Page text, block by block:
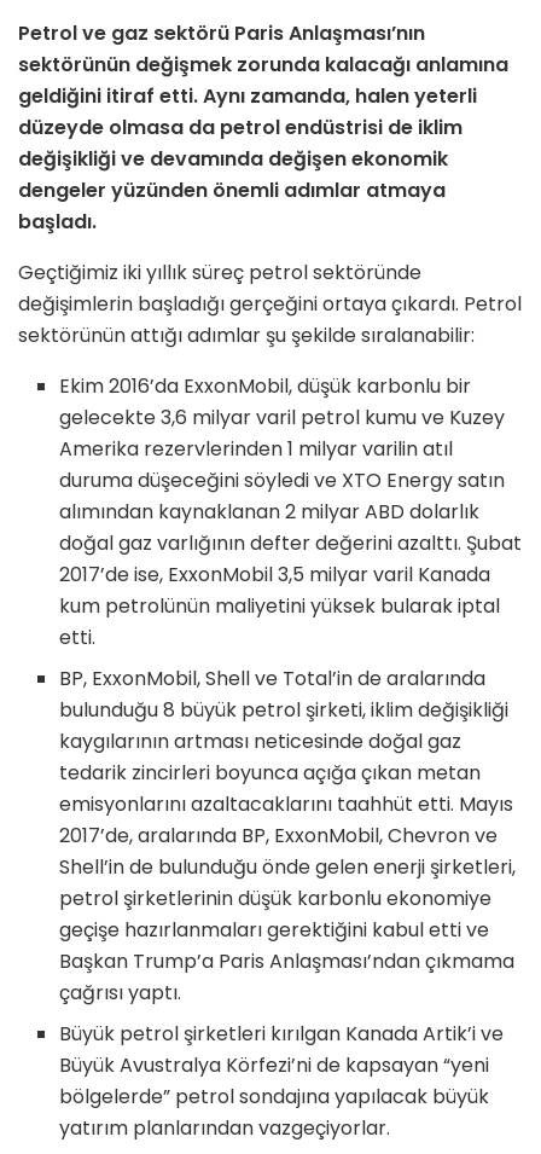
Petrol ve gaz sektörü Paris Anlaşması’nın
sektörünün değişmek zorunda kalacağı anlamına
geldiğini itiraf etti. Aynı zamanda, halen yeterli
düzeyde olmasa da petrol endüstrisi de iklim
değişikliği ve devamında değişen ekonomik
dengeler yüzünden önemli adımlar atmaya
başladı.
Geçtiğimiz iki yıllık süreç petrol sektöründe
değişimlerin başladığı gerçeğini ortaya çıkardı. Petrol
sektörünün attığı adımlar şu şekilde sıralanabilir:
Ekim 2016’da ExxonMobil, düşük karbonlu bir
gelecekte 3,6 milyar varil petrol kumu ve Kuzey
Amerika rezervlerinden 1 milyar varilin atıl
duruma düşeceğini söyledi ve XTO Energy satın
alımından kaynaklanan 2 milyar ABD dolarlık
doğal gaz varlığının defter değerini azalttı. Şubat
2017’de ise, ExxonMobil 3,5 milyar varil Kanada
kum petrolünün maliyetini yüksek bularak iptal
etti.
BP, ExxonMobil, Shell ve Total’in de aralarında
bulunduğu 8 büyük petrol şirketi, iklim değişikliği
kaygılarının artması neticesinde doğal gaz
tedarik zincirleri boyunca açığa çıkan metan
emisyonlarını azaltacaklarını taahhüt etti. Mayıs
2017’de, aralarında BP, ExxonMobil, Chevron ve
Shell’in de bulunduğu önde gelen enerji şirketleri,
petrol şirketlerinin düşük karbonlu ekonomiye
geçişe hazırlanmaları gerektiğini kabul etti ve
Başkan Trump’a Paris Anlaşması’ndan çıkmama
çağrısı yaptı.
Büyük petrol şirketleri kırılgan Kanada Artik’i ve
Büyük Avustralya Körfezi’ni de kapsayan “yeni
bölgelerde” petrol sondajına yapılacak büyük
yatırım planlarından vazgeçiyorlar.